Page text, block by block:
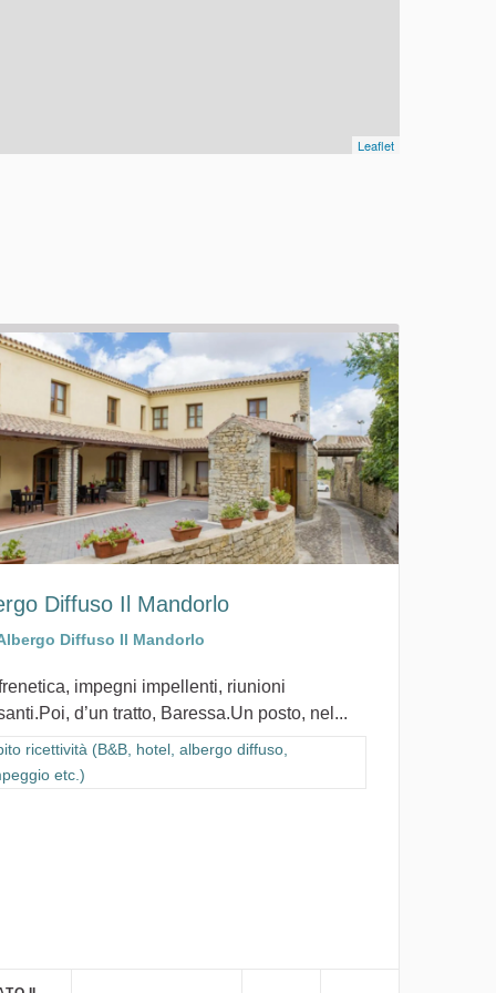
Leaflet
etc.)
Diffuso Il Mandorlo
Diffuso Il Mandorlo
impegni impellenti, riunioni
d’un tratto, Baressa.Un posto, nel...
i risultati per categoria: Ambito ricettività (B&B, hotel, albergo
ricettività (B&B, hotel, albergo diffuso,
etc.)